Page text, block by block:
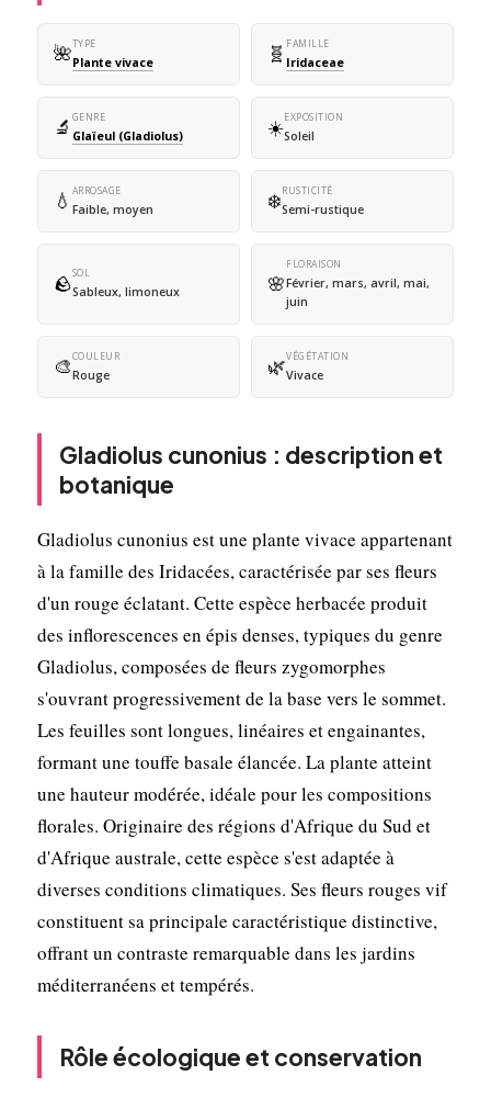
🌺TYPE
Plante vivace 🧬 FAMILLE
Iridaceae
🔬 GENRE
Glaïeul (Gladiolus) ☀️EXPOSITION
Soleil
💧 ARROSAGE
Faible, moyen ❄️RUSTICITÉ
Semi-rustique
🪨SOL
Sableux, limoneux 🌸
FLORAISON
Février, mars, avril, mai,
juin
🎨COULEUR
Rouge 🌿VÉGÉTATION
Vivace
Gladiolus cunonius : description et
botanique
Gladiolus cunonius est une plante vivace appartenant
à la famille des Iridacées, caractérisée par ses fleurs
d'un rouge éclatant. Cette espèce herbacée produit
des inflorescences en épis denses, typiques du genre
Gladiolus, composées de fleurs zygomorphes
s'ouvrant progressivement de la base vers le sommet.
Les feuilles sont longues, linéaires et engainantes,
formant une touffe basale élancée. La plante atteint
une hauteur modérée, idéale pour les compositions
florales. Originaire des régions d'Afrique du Sud et
d'Afrique australe, cette espèce s'est adaptée à
diverses conditions climatiques. Ses fleurs rouges vif
constituent sa principale caractéristique distinctive,
offrant un contraste remarquable dans les jardins
méditerranéens et tempérés.
Rôle écologique et conservation